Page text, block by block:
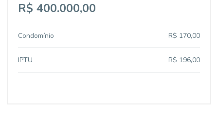
R$ 400.000,00
Condomínio R$ 170,00
IPTU R$ 196,00